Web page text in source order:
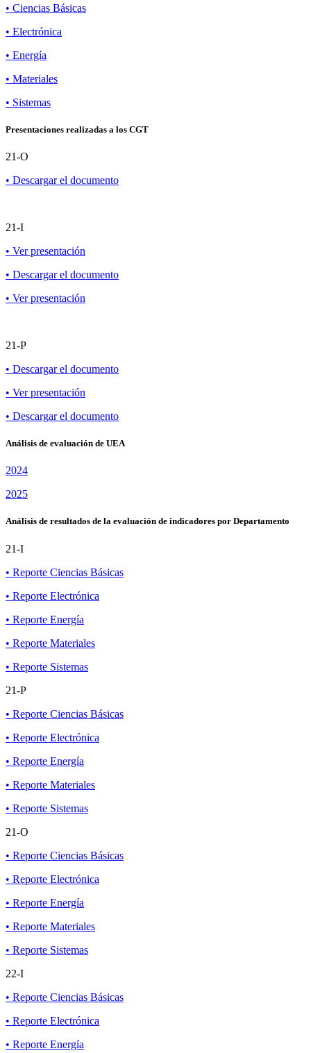
• Ciencias Básicas
• Electrónica
• Energía
• Materiales
• Sistemas
Presentaciones realizadas a los CGT
21-O
• Descargar el documento
21-I
• Ver presentación
• Descargar el documento
• Ver presentación
21-P
• Descargar el documento
• Ver presentación
• Descargar el documento
Análisis de evaluación de UEA
2024
2025
Análisis de resultados de la evaluación de indicadores por Departamento
21-I
• Reporte Ciencias Básicas
• Reporte Electrónica
• Reporte Energía
• Reporte Materiales
• Reporte Sistemas
21-P
• Reporte Ciencias Básicas
• Reporte Electrónica
• Reporte Energía
• Reporte Materiales
• Reporte Sistemas
21-O
• Reporte Ciencias Básicas
• Reporte Electrónica
• Reporte Energía
• Reporte Materiales
• Reporte Sistemas
22-I
• Reporte Ciencias Básicas
• Reporte Electrónica
• Reporte Energía